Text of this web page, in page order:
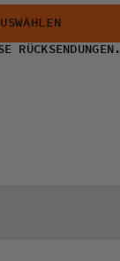
RÜCKSENDUNGEN.